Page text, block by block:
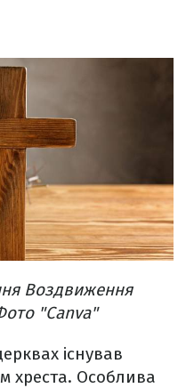
Воздвиження
"Canva"
існував
хреста. Особлива